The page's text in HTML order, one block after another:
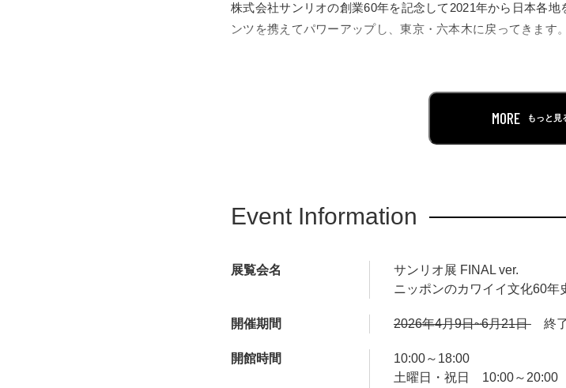
株式会社サンリオの創業60年を記念して2021年から日本各
ンツを携えてパワーアップし、東京・六本木に戻ってきます。
「サンリオの想い」を貴重なデザインや商品とともに、深く
カワイイは世界の共通語。そして、それはすべて「サンリオ
MORE もっと見
Event Information
展覧会名
サンリオ展 FINAL ver.
ニッポンのカワイイ文化60年
開催期間 2026年4月9日~6月21日 終
開館時間
10:00～18:00
土曜日・祝日 10:00～20:00